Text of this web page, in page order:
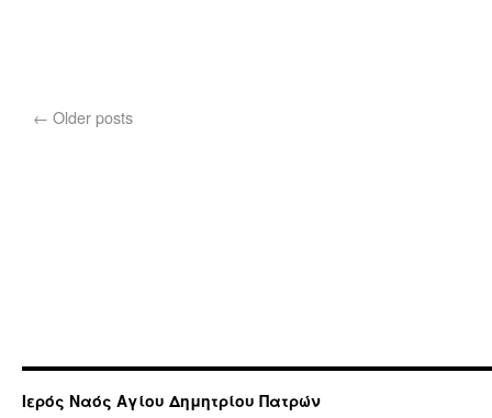
← Older posts
Ιερός Ναός Αγίου Δημητρίου Πατρών